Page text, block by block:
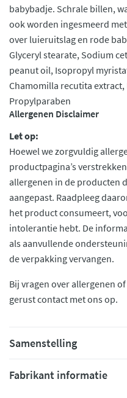
babybadje. Schrale billen,
ook worden ingesmeerd
over luieruitslag en rode
Glyceryl stearate, Sodium
peanut oil, Isopropyl
Chamomilla recutita
Propylparaben
Allergenen Disclaimer
Let op:
Hoewel we zorgvuldig
productpagina’s
allergenen in de producten
aangepast. Raadpleeg
het product consumeert,
intolerantie hebt. De
als aanvullende
de verpakking vervangen.
Bij vragen over allergenen
gerust contact met ons op.
Samenstelling
Fabrikant informatie